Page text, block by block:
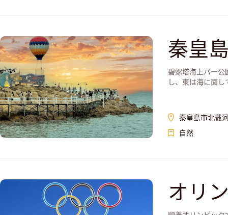
秦皇
碧螺塔海上バー公
し、東は海に面し
秦皇島市北戴
自然
オリ